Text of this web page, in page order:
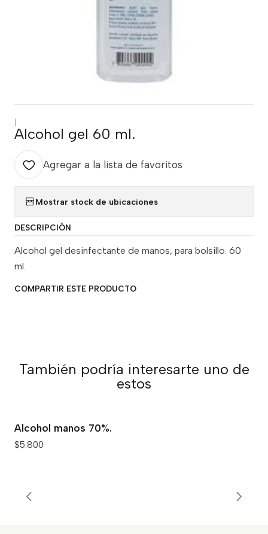
Alcohol gel 60 ml.
Agregar a la lista de favoritos
Mostrar stock de ubicaciones
DESCRIPCIÓN
Alcohol gel desinfectante de manos, para bolsillo. 60
ml.
COMPARTIR ESTE PRODUCTO
También podría interesarte uno de
estos
Alcohol manos 70%.
$5.800